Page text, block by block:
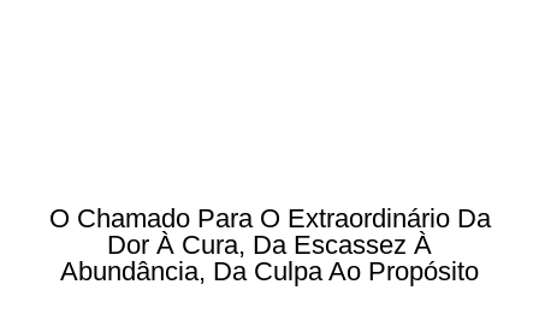
O Chamado Para O Extraordinário Da
Dor À Cura, Da Escassez À
Abundância, Da Culpa Ao Propósito